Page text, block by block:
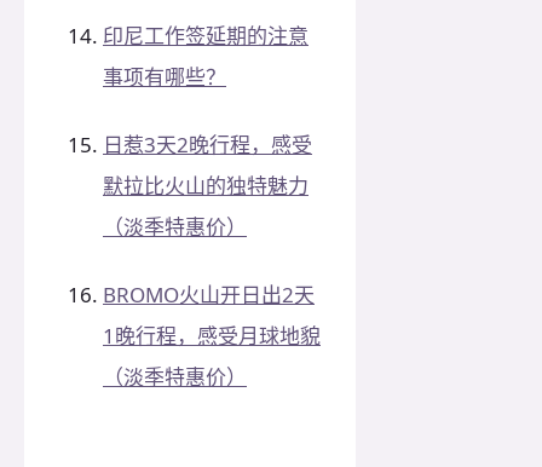
印尼工作签延期的注意
事项有哪些？
日惹3天2晚行程，感受
默拉比火山的独特魅力
（淡季特惠价）
BROMO火山开日出2天
1晚行程，感受月球地貌
（淡季特惠价）